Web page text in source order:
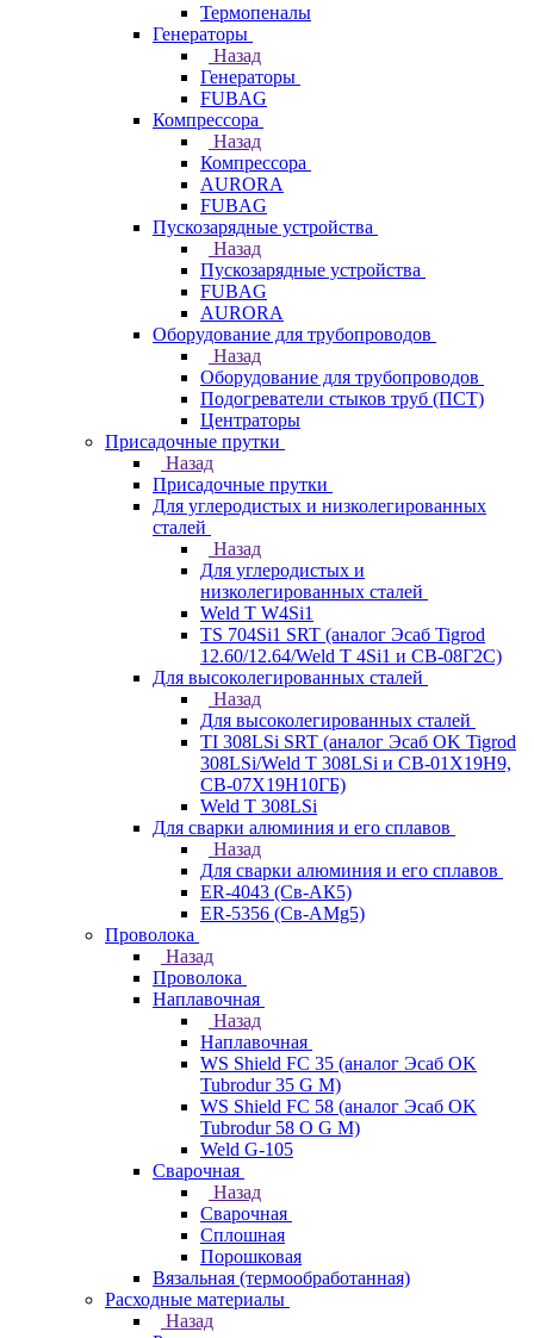
Термопеналы
Генераторы
Назад
Генераторы
FUBAG
Компрессора
Назад
Компрессора
AURORA
FUBAG
Пускозарядные устройства
Назад
Пускозарядные устройства
FUBAG
AURORA
Оборудование для трубопроводов
Назад
Оборудование для трубопроводов
Подогреватели стыков труб (ПСТ)
Центраторы
Присадочные прутки
Назад
Присадочные прутки
Для углеродистых и низколегированных
сталей
Назад
Для углеродистых и
низколегированных сталей
Weld T W4Si1
TS 704Si1 SRT (аналог Эсаб Tigrod
12.60/12.64/Weld T 4Si1 и СВ-08Г2С)
Для высоколегированных сталей
Назад
Для высоколегированных сталей
TI 308LSi SRT (аналог Эсаб OK Tigrod
308LSi/Weld T 308LSi и СВ-01Х19Н9,
СВ-07Х19Н10ГБ)
Weld T 308LSi
Для сварки алюминия и его сплавов
Назад
Для сварки алюминия и его сплавов
ER-4043 (Св-АК5)
ER-5356 (Св-АМg5)
Проволока
Назад
Проволока
Наплавочная
Назад
Наплавочная
WS Shield FC 35 (аналог Эсаб OK
Tubrodur 35 G M)
WS Shield FC 58 (аналог Эсаб OK
Tubrodur 58 O G M)
Weld G-105
Сварочная
Назад
Сварочная
Сплошная
Порошковая
Вязальная (термообработанная)
Расходные материалы
Назад